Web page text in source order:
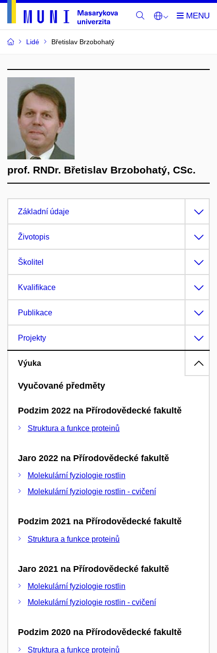
Lidé Břetislav Brzobohatý
prof. RNDr. Břetislav Brzobohatý, CSc.
Základní údaje
Životopis
Školitel
Kvalifikace
Publikace
Projekty
Výuka
Vyučované předměty
Podzim 2022 na Přírodovědecké fakultě
Struktura a funkce proteinů
Jaro 2022 na Přírodovědecké fakultě
Molekulární fyziologie rostlin
Molekulární fyziologie rostlin - cvičení
Podzim 2021 na Přírodovědecké fakultě
Struktura a funkce proteinů
Jaro 2021 na Přírodovědecké fakultě
Molekulární fyziologie rostlin
Molekulární fyziologie rostlin - cvičení
Podzim 2020 na Přírodovědecké fakultě
Struktura a funkce proteinů